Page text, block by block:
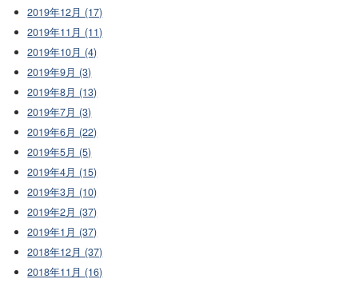
2019年12月 (17)
2019年11月 (11)
2019年10月 (4)
2019年9月 (3)
2019年8月 (13)
2019年7月 (3)
2019年6月 (22)
2019年5月 (5)
2019年4月 (15)
2019年3月 (10)
2019年2月 (37)
2019年1月 (37)
2018年12月 (37)
2018年11月 (16)